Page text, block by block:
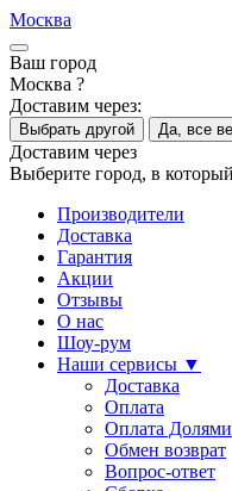
Москва
Ваш город
Москва ?
Доставим через:
Выбрать другой Да, все
Доставим через
Выберите город, в
Производители
Доставка
Гарантия
Акции
Отзывы
О нас
Шоу-рум
Наши сервисы ▼
Доставка
Оплата
Оплата Долями
Обмен возврат
Вопрос-ответ